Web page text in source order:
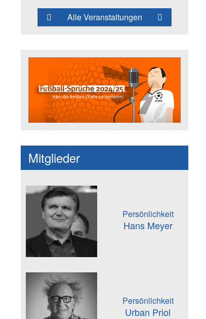
Alle Veranstaltungen
Fußballspruch des Jahres:
Mitglieder
Persönlichkeit
Hans Meyer
Persönlichkeit
Urban Priol